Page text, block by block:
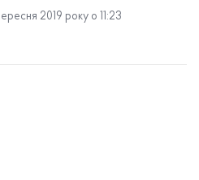
2019 року о 11:23